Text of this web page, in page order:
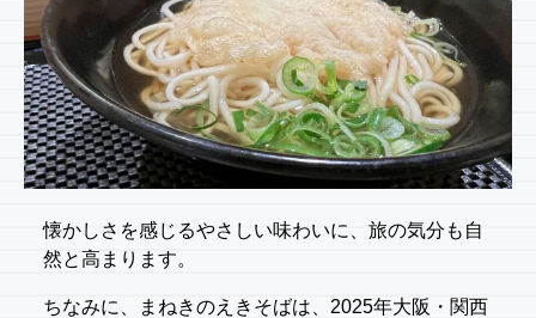
懐かしさを感じるやさしい味わいに、旅の気分も自
然と高まります。
ちなみに、まねきのえきそばは、2025年大阪・関西